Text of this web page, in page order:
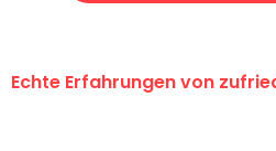
Echte Erfahrungen von